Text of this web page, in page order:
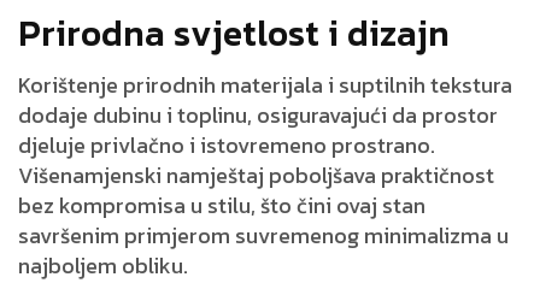
Prirodna svjetlost i dizajn
Korištenje prirodnih materijala i suptilnihtekstura
dodaje dubinu itoplinu, osiguravajući da prostor
djeluje privlačno i istovremeno prostrano.
Višenamjenski namještaj poboljšava praktičnost
bez kompromisa u stilu,štočini ovaj stan
savršenim primjerom suvremenogminimalizma u
najboljem obliku.